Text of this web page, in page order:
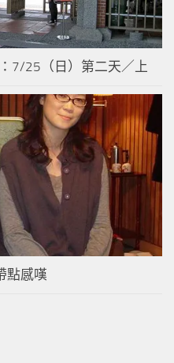
7/25（日）第二天／上
點感嘆